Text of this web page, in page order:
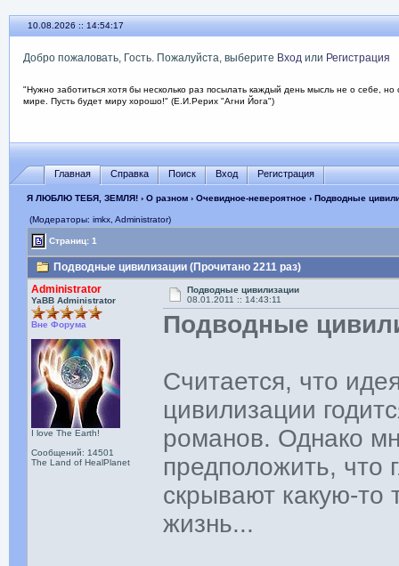
10.08.2026 :: 14:54:18
Добро пожаловать, Гость. Пожалуйста, выберите Входили Регистрация
"Нужно заботиться хотя бы несколько раз посылать каждый день мысль не о себе, но
мире. Пусть будет миру хорошо!" (Е.И.Рерих "Агни Йога")
Главная Справка Поиск Вход Регистрация
Я ЛЮБЛЮ ТЕБЯ, ЗЕМЛЯ!› О разном› Очевидное-невероятное› Подводные
(Модераторы: imkx, Administrator)
Страниц: 1
Подводные цивилизации (Прочитано 2211 раз)
Administrator
YaBB Administrator
Вне Форума
I love The Earth!
Сообщений: 14501
The Land of HealPlanet
Подводные цивилизации
08.01.2011 :: 14:43:11
Подводные
Считается, что
цивилизации
романов. Однако
предположить, что
скрывают какую-то
жизнь...